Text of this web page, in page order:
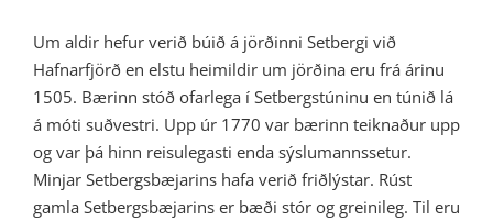
Um aldir hefur verið búið á jörðinni Setbergi við
Hafnarfjörð en elstu heimildir um jörðina eru frá árinu
1505. Bærinn stóð ofarlega í Setbergstúninu en túnið lá
á móti suðvestri. Upp úr 1770 var bærinn teiknaður upp
og var þá hinn reisulegasti enda sýslumannssetur.
Minjar Setbergsbæjarins hafa verið friðlýstar. Rúst
gamla Setbergsbæjarins er bæði stór og greinileg. Til eru